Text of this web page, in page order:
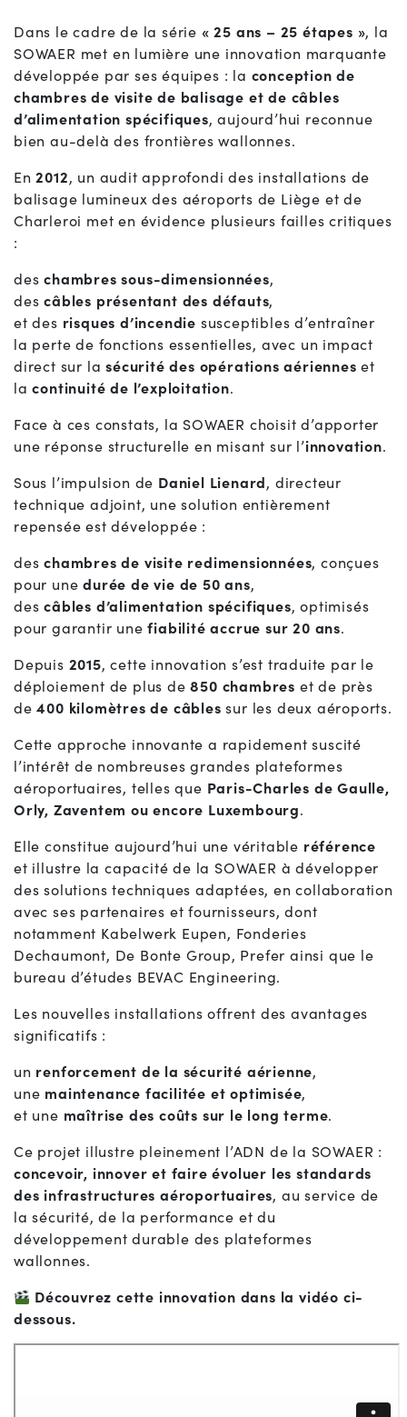
Dans le cadre de la série « 25 ans – 25 étapes », la
SOWAER met en lumière une innovation marquante
développée par ses équipes : la conception de
chambres de visite de balisage et de câbles
d’alimentation spécifiques, aujourd’hui reconnue
bien au-delà des frontières wallonnes.
En2012, un audit approfondi des installations de
balisage lumineux des aéroports de Liège et de
Charleroi met en évidence plusieurs failles critiques
:
deschambres sous-dimensionnées,
descâbles présentant des défauts,
et des risques d’incendie susceptibles d’entraîner
la perte de fonctions essentielles, avec un impact
direct sur lasécurité des opérations aériennes et
lacontinuité de l’exploitation.
Face à ces constats, la SOWAER choisit d’apporter
une réponse structurelle en misant sur l’innovation.
Sous l’impulsion de Daniel Lienard, directeur
technique adjoint, une solution entièrement
repensée est développée :
deschambres de visite redimensionnées, conçues
pour unedurée de vie de 50 ans,
descâbles d’alimentation spécifiques, optimisés
pour garantir unefiabilité accrue sur 20 ans.
Depuis 2015, cette innovation s’est traduite par le
déploiement de plus de850 chambres et de près
de400 kilomètres de câbles sur les deux aéroports.
Cette approche innovante a rapidement suscité
l’intérêt de nombreuses grandes plateformes
aéroportuaires, telles que Paris-Charles de Gaulle,
Orly, Zaventem ou encore Luxembourg.
Elle constitue aujourd’hui une véritable référence
et illustre la capacité de la SOWAER à développer
des solutions techniques adaptées, en collaboration
avec ses partenaires et fournisseurs, dont
notamment Kabelwerk Eupen, Fonderies
Dechaumont, De Bonte Group, Prefer ainsi que le
bureau d’études BEVAC Engineering.
Les nouvelles installations offrent des avantages
significatifs :
un renforcement de la sécurité aérienne,
une maintenance facilitée et optimisée,
et une maîtrise des coûts sur le long terme.
Ce projet illustre pleinement l’ADN de la SOWAER :
concevoir, innover et faire évoluer les standards
des infrastructures aéroportuaires, au service de
la sécurité, de la performance et du
développement durable des plateformes
wallonnes.
Découvrez cette innovation dans la vidéo ci-
dessous.